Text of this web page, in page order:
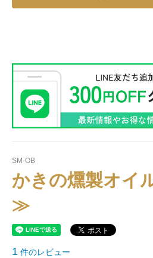
SM-OB
かきの燻製オイ
≫
1 件のレビュー